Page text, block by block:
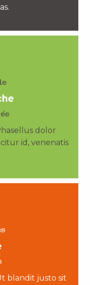
dolor
id, venenatis
blandit justo sit